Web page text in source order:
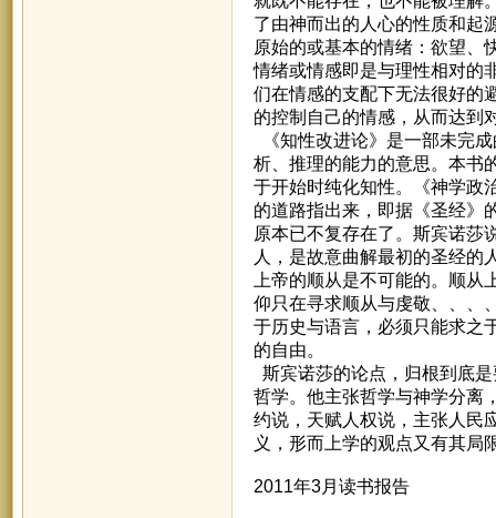
了由神而出的人心的性质和起
原始的或基本的情绪：欲望、
情绪或情感即是与理性相对的
们在情感的支配下无法很好的
的控制自己的情感，从而达到
《知性改进论》是一部未完
析、推理的能力的意思。本书
于开始时纯化知性。《神学政
的道路指出来，即据《圣经》
原本已不复存在了。斯宾诺莎
人，是故意曲解最初的圣经的
上帝的顺从是不可能的。顺
仰只在寻求顺从与虔敬、、、
于历史与语言，必须只能求之
的自由。
斯宾诺莎的论点，归根到底
哲学。他主张哲学与神学分离
约说，天赋人权说，主张人民
义，形而上学的观点又有其局
2011年3月读书报告